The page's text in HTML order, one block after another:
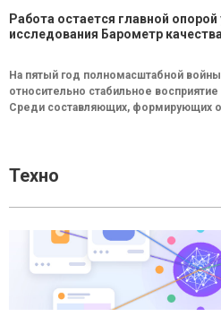
Работа остается главной
исследования Барометр
На пятый год полномасштабной
относительно стабильное восприятие
Среди составляющих, формирующих
Техно